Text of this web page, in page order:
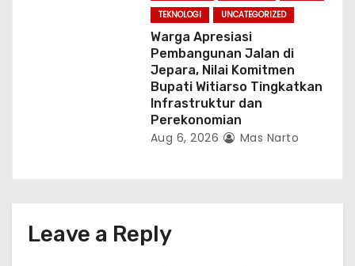
TEKNOLOGI
UNCATEGORIZED
Warga Apresiasi
Pembangunan Jalan di
Jepara, Nilai Komitmen
Bupati Witiarso Tingkatkan
Infrastruktur dan
Perekonomian
Aug 6, 2026 Mas Narto
Leave a Reply